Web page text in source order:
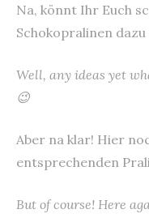
Na, könnt Ihr Euch
Schokopralinen
Well, any ideas yet
😉
Aber na klar! Hier
entsprechenden
But of course! Here